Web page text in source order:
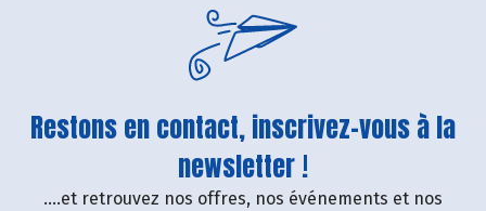
Restons en contact, inscrivez-vous à la
newsletter !
....et retrouvez nos offres, nos événements et nos